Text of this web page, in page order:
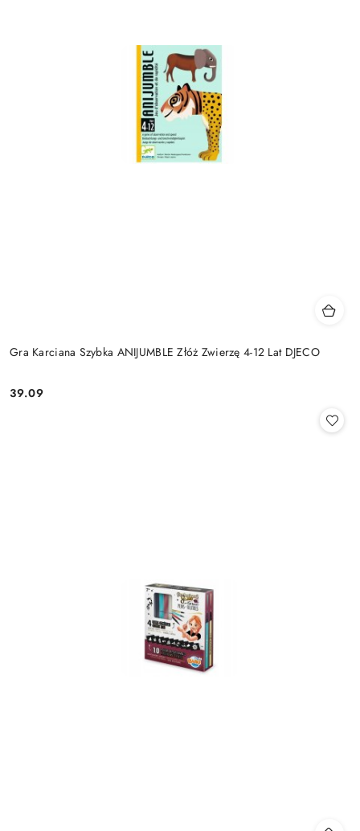
Gra Karciana Szybka ANIJUMBLE Złóż Zwierzę 4-12 Lat DJECO
Cena:
39.09